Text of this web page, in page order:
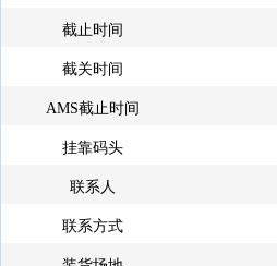
截止时间
截关时间
AMS截止时间
挂靠码头
联系人
联系方式